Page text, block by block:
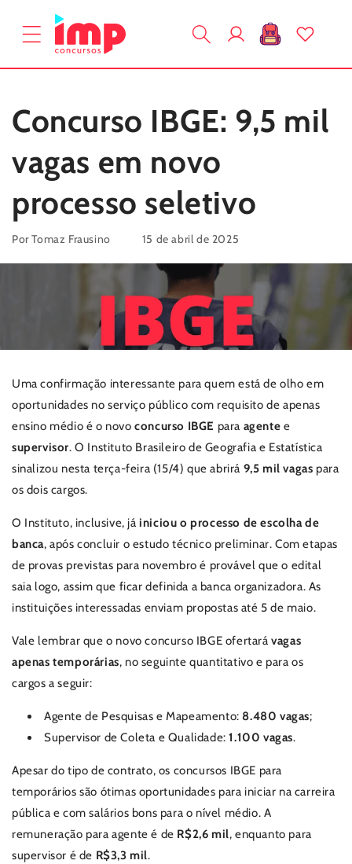
conteúdo
login
Carrinho
Concurso IBGE: 9,5 mil
vagas em novo
processo seletivo
Por Tomaz Frausino 15 de abril de 2025
Uma confirmação interessante para quem está de olho em
oportunidades no serviço público com requisito de apenas
ensino médio é o novoconcurso IBGE para agente e
supervisor. O Instituto Brasileiro de Geografia e Estatística
sinalizou nesta terça-feira (15/4) que abrirá 9,5 mil vagas para
os dois cargos.
O Instituto, inclusive, já iniciou o processo de escolha de
banca, após concluir o estudo técnico preliminar. Com etapas
de provas previstas para novembro é provável que o edital
saia logo, assim que ficar definida a banca organizadora. As
instituições interessadas enviam propostas até 5 de maio.
Vale lembrar que o novo concurso IBGE ofertarávagas
apenas temporárias, no seguinte quantitativo e para os
cargos a seguir:
Agente de Pesquisas e Mapeamento: 8.480 vagas;
Supervisor de Coleta e Qualidade:1.100 vagas.
Apesar do tipo de contrato, os concursos IBGE para
temporários são ótimas oportunidades para iniciar na carreira
pública e com salários bons para o nível médio. A
remuneração para agente é de R$2,6 mil, enquanto para
supervisor é de R$3,3 mil.